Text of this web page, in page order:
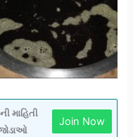
માહિતી
Join Now